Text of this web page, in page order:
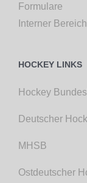
Formulare
Interner Bereich
HOCKEY LINKS
Hockey
Deutscher
MHSB
Ostdeutscher